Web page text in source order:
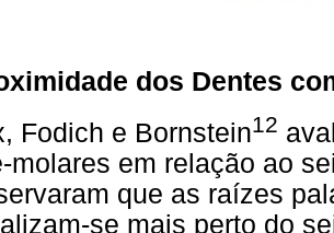
dos Dentes
Fodich e Bornstein12
molares em relação ao
que as raízes
se mais perto do